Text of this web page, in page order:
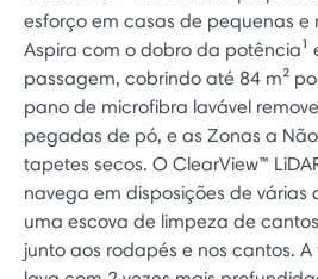
esforço em casas de pequenas e
Aspira com o dobro da potência¹
passagem, cobrindo até 84 m²
pano de microfibra lavável
pegadas de pó, e as Zonas a
tapetes secos. O ClearView™
navega em disposições de várias
uma escova de limpeza de
junto aos rodapés e nos cantos.